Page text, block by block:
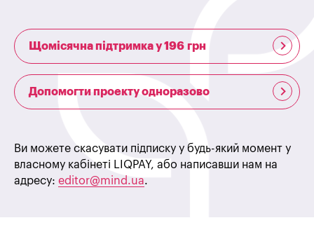
Щомісячна підтримка у 196 грн
Допомогти проекту одноразово
Ви можете скасувати підписку у будь-який момент у
власному кабінеті LIQPAY, або написавши нам на
адресу: editor@mind.ua.